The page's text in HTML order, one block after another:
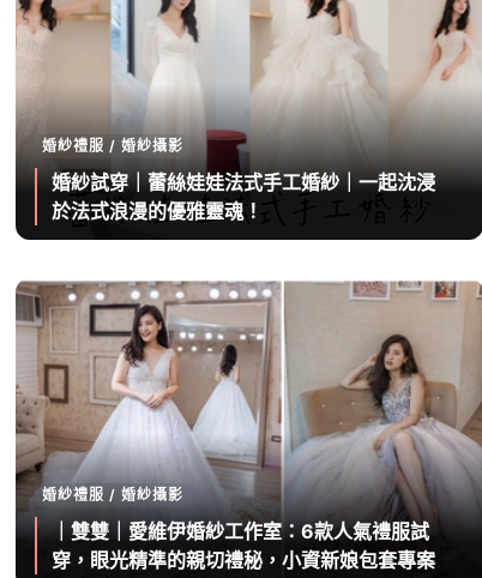
婚紗禮服 / 婚紗攝影
婚紗試穿｜蕾絲娃娃法式手工婚紗｜一起沈浸
於法式浪漫的優雅靈魂！￼
婚紗禮服 / 婚紗攝影
｜雙雙｜愛維伊婚紗工作室：6款人氣禮服試
穿，眼光精準的親切禮秘，小資新娘包套專案